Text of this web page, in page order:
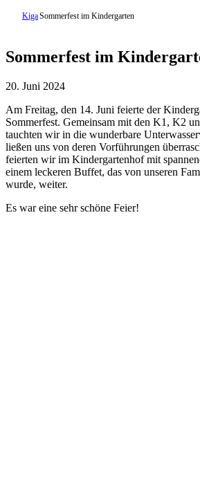
KigaSommerfest im Kindergarten
Sommerfest im
20. Juni 2024
Am Freitag, den 14. Juni feierte der
Sommerfest. Gemeinsam mit den K1, K2
tauchten wir in die wunderbare
ließen uns von deren Vorführungen
feierten wir im Kindergartenhof mit
einem leckeren Buffet, das von unseren
wurde, weiter.
Es war eine sehr schöne Feier!